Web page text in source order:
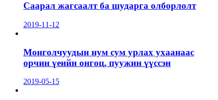
Саарал жагсаалт ба шударга олборлолт
2019-11-12
Монголчуудын нум сум урлах ухаанаас
орчин үеийн онгоц, пуужин үүссэн
2019-05-15